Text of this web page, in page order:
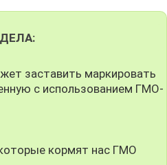
заставить маркировать
с использованием ГМО-
кормят нас ГМО